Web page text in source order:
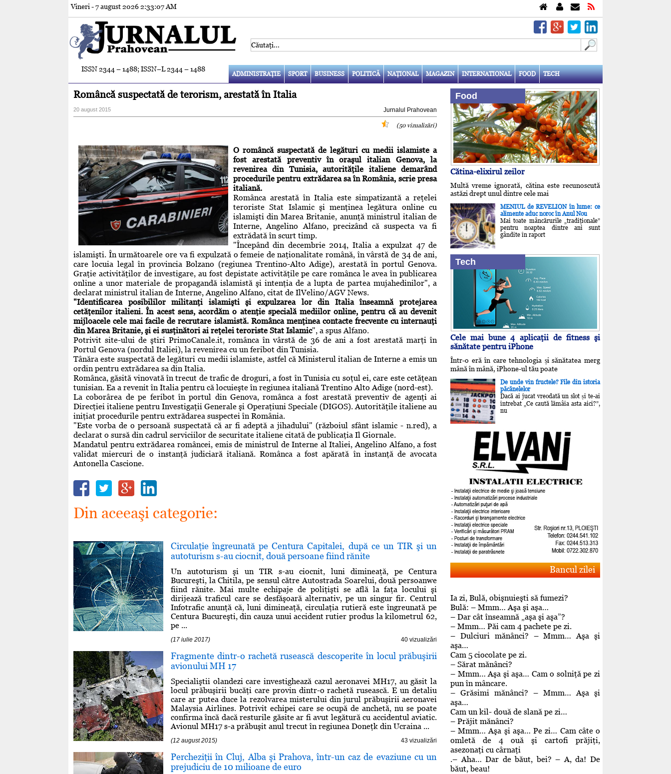
Vineri - 7 august 2026 2:33:08 AM
ISSN 2344 – 1488; ISSN–L 2344 – 1488
ADMINISTRAŢIE SPORT BUSINESS POLITICĂ NAŢIONAL MAGAZIN INTERNATIONAL FOOD TECH
Româncă suspectată de terorism, arestată în Italia
20 august 2015 Jurnalul Prahovean
(50 vizualizări)
O româncă suspectată de legături cu medii islamiste a
fost arestată preventiv în oraşul italian Genova, la
revenirea din Tunisia, autorităţile italiene demarând
procedurile pentru extrădarea sa în România, scrie presa
italiană.
Românca arestată în Italia este simpatizantă a reţelei
teroriste Stat Islamic şi menţinea legătura online cu
islamişti din Marea Britanie, anunţă ministrul italian de
Interne, Angelino Alfano, precizând că suspecta va fi
extrădată în scurt timp.
"Începând din decembrie 2014, Italia a expulzat 47 de
islamişti. În următoarele ore va fi expulzată o femeie de naţionalitate română, în vârstă de 34 de ani,
care locuia legal în provincia Bolzano (regiunea Trentino-Alto Adige), arestată în portul Genova.
Graţie activităţilor de investigare, au fost depistate activităţile pe care românca le avea în publicarea
online a unor materiale de propagandă islamistă şi intenţia de a lupta de partea mujahedinilor", a
declarat ministrul italian de Interne, Angelino Alfano, citat de IlVelino/AGV News.
"Identificarea posibililor militanţi islamişti şi expulzarea lor din Italia înseamnă protejarea
cetăţenilor italieni. În acest sens, acordăm o atenţie specială mediilor online, pentru că au devenit
mijloacele cele mai facile de recrutare islamistă. Românca menţinea contacte frecvente cu internauţi
din Marea Britanie, şi ei susţinători ai reţelei teroriste Stat Islamic", a spus Alfano.
Potrivit site-ului de ştiri PrimoCanale.it, românca în vârstă de 36 de ani a fost arestată marţi în
Portul Genova (nordul Italiei), la revenirea cu un feribot din Tunisia.
Tânăra este suspectată de legături cu medii islamiste, astfel că Ministerul italian de Interne a emis un
ordin pentru extrădarea sa din Italia.
Românca, găsită vinovată în trecut de trafic de droguri, a fost în Tunisia cu soţul ei, care este cetăţean
tunisian. Ea a revenit în Italia pentru că locuieşte în regiunea italiană Trentino Alto Adige (nord-est).
La coborârea de pe feribot în portul din Genova, românca a fost arestată preventiv de agenţi ai
Direcţiei italiene pentru Investigaţii Generale şi Operaţiuni Speciale (DIGOS). Autorităţile italiene au
iniţiat procedurile pentru extrădarea suspectei în România.
"Este vorba de o persoană suspectată că ar fi adeptă a jihadului" (războiul sfânt islamic - n.red), a
declarat o sursă din cadrul serviciilor de securitate italiene citată de publicaţia Il Giornale.
Mandatul pentru extrădarea româncei, emis de ministrul de Interne al Italiei, Angelino Alfano, a fost
validat miercuri de o instanţă judiciară italiană. Românca a fost apărată în instanţă de avocata
Antonella Cascione.
Din aceeaşi categorie:
Circulaţie îngreunată pe Centura Capitalei, după ce un TIR şi un
autoturism s-au ciocnit, două persoane fiind rănite
Un autoturism şi un TIR s-au ciocnit, luni dimineaţă, pe Centura
Bucureşti, la Chitila, pe sensul către Autostrada Soarelui, două persoanwe
fiind rănite. Mai multe echipaje de poliţişti se află la faţa locului şi
dirijează traficul care se desfăşoară alternativ, pe un singur fir. Centrul
Infotrafic anunţă că, luni dimineaţă, circulaţia rutieră este îngreunată pe
Centura Bucureşti, din cauza unui accident rutier produs la kilometrul 62,
pe ...
(17 iulie 2017) 40 vizualizări
Fragmente dintr-o rachetă rusească descoperite în locul prăbuşirii
avionului MH 17
Specialiştii olandezi care investighează cazul aeronavei MH17, au găsit la
locul prăbuşirii bucăţi care provin dintr-o rachetă rusească. E un detaliu
care ar putea duce la rezolvarea misterului din jurul prăbuşirii aeronavei
Malaysia Airlines. Potrivit echipei care se ocupă de anchetă, nu se poate
confirma încă dacă resturile găsite ar fi avut legătură cu accidentul aviatic.
Avionul MH17 s-a prăbuşit anul trecut în regiunea Doneţk din Ucraina ...
(12 august 2015) 43 vizualizări
Percheziţii în Cluj, Alba şi Prahova, într-un caz de evaziune cu un
prejudiciu de 10 milioane de euro
Food
Cătina-elixirul zeilor
Multă vreme ignorată, cătina este recunoscută
astăzi drept unul dintre cele mai
MENIUL de REVELION în lume: ce
alimente aduc noroc în Anul Nou
Mai toate mâncărurile „tradiţionale”
pentru noaptea dintre ani sunt
gândite în raport
Tech
Cele mai bune 4 aplicaţii de fitness şi
sănătate pentru iPhone
Într-o eră în care tehnologia și sănătatea merg
mână în mână, iPhone-ul tău poate
De unde vin fructele? File din istoria
păcănelelor
Dacă ai jucat vreodată un slot și te-ai
întrebat „Ce caută lămâia asta aici?”,
nu
Bancul zilei
Ia zi, Bulă, obişnuieşti să fumezi?
Bulă: – Mmm… Aşa şi aşa…
– Dar cât înseamnă „aşa şi aşa”?
– Mmm… Păi cam 4 pachete pe zi.
– Dulciuri mănânci? – Mmm… Aşa şi
aşa…
Cam 5 ciocolate pe zi.
– Sărat mănânci?
– Mmm… Aşa şi aşa… Cam o solniţă pe zi
pun în mâncare.
– Grăsimi mănânci? – Mmm… Aşa şi
aşa…
Cam un kil- două de slană pe zi…
– Prăjit mănânci?
– Mmm… Aşa şi aşa… Pe zi… Cam câte o
omletă de 4 ouă şi cartofi prăjiţi,
asezonaţi cu cârnaţi
.– Aha… Dar de băut, bei? – A, da! De
băut, beau!